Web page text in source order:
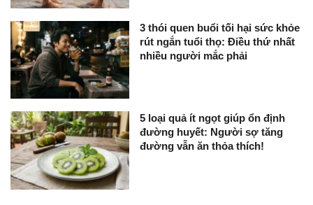
3 thói quen buổi tối hại sức khỏe
rút ngắn tuổi thọ: Điều thứ nhất
nhiều người mắc phải
5 loại quả ít ngọt giúp ổn định
đường huyết: Người sợ tăng
đường vẫn ăn thỏa thích!